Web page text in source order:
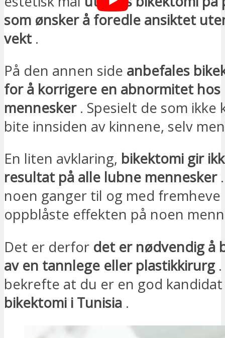
som ønsker å foredle ansiktet
vekt.
På den annen side anbefales
for å korrigere en abnormitet hos
mennesker. Spesielt de som ikke
bite innsiden av kinnene, selv
En liten avklaring, bikektomi gir
resultat på alle lubne mennesker.
noen ganger til og med fremheve
oppblåste effekten på noen
Det er derfor det er nødvendig å
av en tannlege eller plastikkirurg.
bekrefte at du er en god
bikektomi i Tunisia .